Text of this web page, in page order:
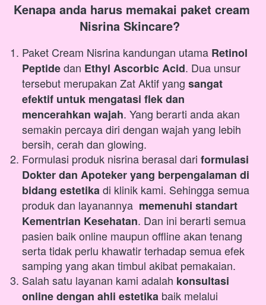
Kenapa anda harus memakai paket cream
Nisrina Skincare?
Paket Cream Nisrina kandungan utama Retinol
Peptide dan Ethyl Ascorbic Acid. Dua unsur
tersebut merupakan Zat Aktif yang sangat
efektif untuk mengatasi flek dan
mencerahkan wajah. Yang berarti anda akan
semakin percaya diri dengan wajah yang lebih
bersih, cerah dan glowing.
Formulasi produk nisrina berasal dari formulasi
Dokter dan Apoteker yang berpengalaman di
bidang estetika di klinik kami. Sehingga semua
produk dan layanannya memenuhi standart
Kementrian Kesehatan. Dan ini berarti semua
pasien baik online maupun offline akan tenang
serta tidak perlu khawatir terhadap semua efek
samping yang akan timbul akibat pemakaian.
Salah satu layanan kami adalah konsultasi
online dengan ahli estetika baik melalui